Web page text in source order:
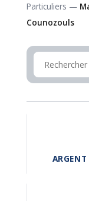
Particuliers —
Counozouls